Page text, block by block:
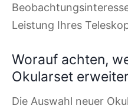
Leistung Ihres
Worauf achten,
Okularset
Die Auswahl neuer